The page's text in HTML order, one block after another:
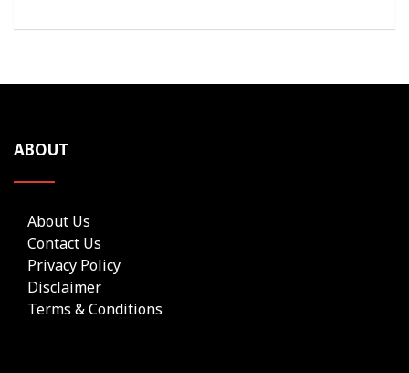
ABOUT
About Us
Contact Us
Privacy Policy
Disclaimer
Terms & Conditions